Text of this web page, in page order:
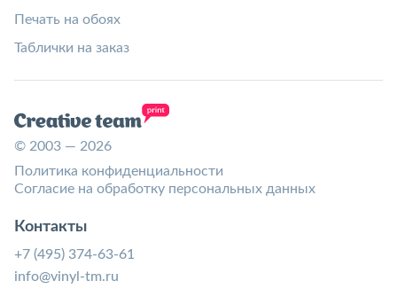
Печать на обоях
Таблички на заказ
© 2003 — 2026
Политика конфиденциальности
Согласие на обработку персональных данных
Контакты
+7 (495) 374-63-61
info@vinyl-tm.ru